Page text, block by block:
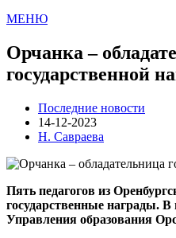
МЕНЮ
Орчанка –
государственной
Последние новости
14-12-2023
Н. Савраева
Пять педагогов из
государственные награды. В
Управления образования